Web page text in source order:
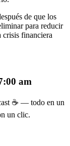
de que los
para reducir
crisis financiera
am
☕ — todo en un
un clic.